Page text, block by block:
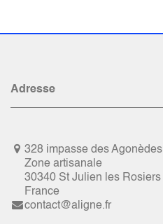
Adresse
328 impasse des Agonèdes
Zone artisanale
30340 St Julien les Rosiers
France
contact@aligne.fr